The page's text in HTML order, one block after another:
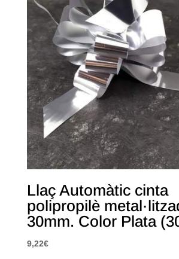
Llaç Automàtic cinta
polipropilè
30mm. Color Plata
9,22€